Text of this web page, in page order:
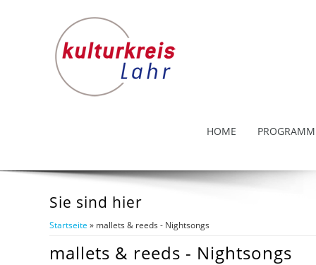
HOME PROGRAMM
Sie sind hier
Startseite » mallets & reeds - Nightsongs
mallets & reeds - Nightsongs